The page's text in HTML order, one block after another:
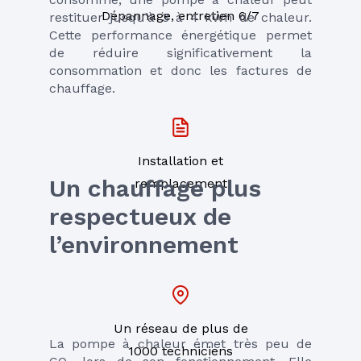
restituer jusqu’à 3 à 4 kWh de chaleur.
Cette performance énergétique permet
de réduire significativement la
consommation et donc les factures de
chauffage.
Un chauffage plus
respectueux de
l’environnement
La pompe à chaleur émet très peu de
Dépannage, entretien 6/7
Installation et
remplacement
Un réseau de plus de
1000 techniciens